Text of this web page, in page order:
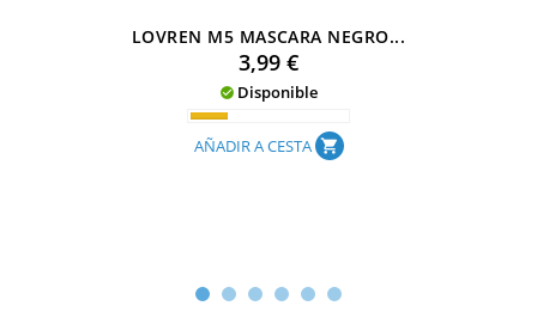
LOVREN M5 MASCARA NEGRO...
Precio
3,99 €
 Disponible
AÑADIR A CESTA shopping_cart